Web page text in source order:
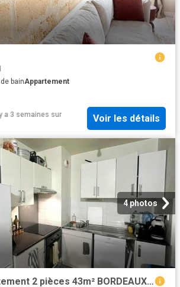
bainAppartement
a 3 semaines sur
Voir les détails
4 photos
Location Appartement 2 pièces 43m² BORDEAUX 33200